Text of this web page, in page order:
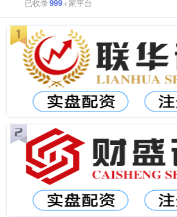
已收录999+家平台